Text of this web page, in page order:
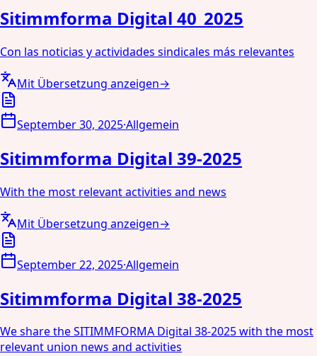
Sitimmforma Digital 40_2025
Con las noticias y actividades sindicales más relevantes
Mit Übersetzung anzeigen→
September 30, 2025·Allgemein
Sitimmforma Digital 39-2025
With the most relevant activities and news
Mit Übersetzung anzeigen→
September 22, 2025·Allgemein
Sitimmforma Digital 38-2025
We share the SITIMMFORMA Digital 38-2025 with the most
relevant union news and activities